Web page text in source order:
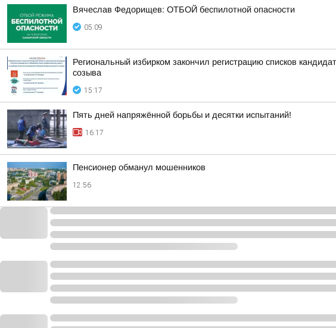
Вячеслав Федорищев: ОТБОЙ беспилотной опасности
05:09
Региональный избирком закончил регистрацию списков
созыва
15:17
Пять дней напряжённой борьбы и десятки испытаний!
16:17
Пенсионер обманул мошенников
12:56